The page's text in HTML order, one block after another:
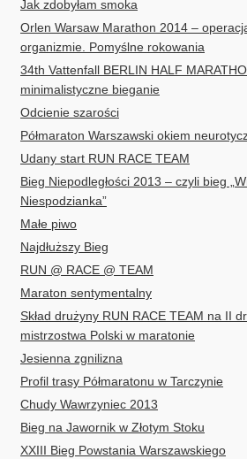
Jak zdobyłam smoka
Orlen Warsaw Marathon 2014 –
organizmie. Pomyślne rokowania
34th Vattenfall BERLIN HALF
minimalistyczne bieganie
Odcienie szarości
Półmaraton Warszawski okiem
Udany start RUN RACE TEAM
Bieg Niepodległości 2013 – czyli bieg
Niespodzianka”
Małe piwo
Najdłuższy Bieg
RUN @ RACE @ TEAM
Maraton sentymentalny
Skład drużyny RUN RACE TEAM na II
mistrzostwa Polski w maratonie
Jesienna zgnilizna
Profil trasy Półmaratonu w Tarczynie
Chudy Wawrzyniec 2013
Bieg na Jawornik w Złotym Stoku
XXIII Bieg Powstania Warszawskiego